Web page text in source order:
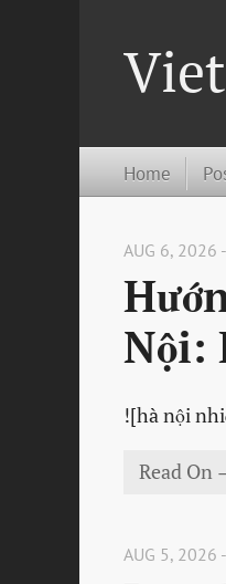
Home
AUG 6, 2026
Nội:
![hà nội
Read On
AUG 5, 2026